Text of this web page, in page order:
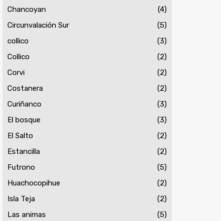
Chancoyan
(4)
Circunvalación Sur
(5)
collico
(3)
Collico
(2)
Corvi
(2)
Costanera
(2)
Curiñanco
(3)
El bosque
(3)
El Salto
(2)
Estancilla
(2)
Futrono
(5)
Huachocopihue
(2)
Isla Teja
(2)
Las animas
(5)